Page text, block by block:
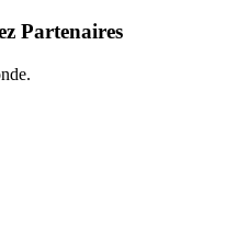
Partenaires